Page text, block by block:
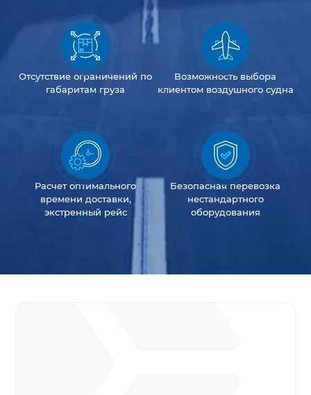
Отсутствиеограничений по
габаритам груза
Возможность выбора
клиентом воздушного судна
Расчет оптимального
времени доставки,
экстренный рейс
Безопасная перевозка
нестандартного
оборудования